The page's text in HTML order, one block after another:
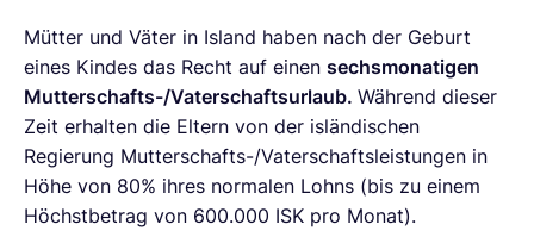
Mütter und Väter in Island haben nach der Geburt
eines Kindes das Recht auf einen sechsmonatigen
Mutterschafts-/Vaterschaftsurlaub. Während dieser
Zeit erhalten die Eltern von der isländischen
Regierung Mutterschafts-/Vaterschaftsleistungen in
Höhe von 80% ihres normalen Lohns (bis zu einem
Höchstbetrag von 600.000 ISK pro Monat).